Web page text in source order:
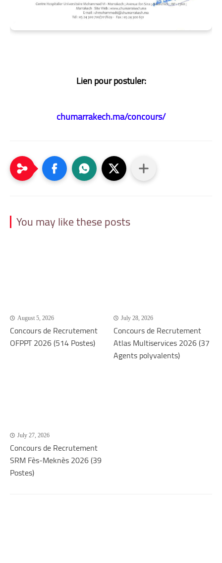
Lien pour postuler:
chumarrakech.ma/concours/
You may like these posts
August 5, 2026
Concours de Recrutement
OFPPT 2026 (514 Postes)
July 28, 2026
Concours de Recrutement
Atlas Multiservices 2026 (37
Agents polyvalents)
July 27, 2026
Concours de Recrutement
SRM Fès-Meknès 2026 (39
Postes)